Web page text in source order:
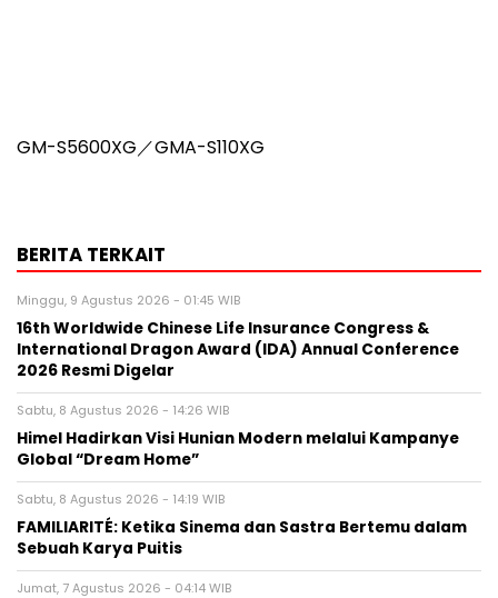
GM-S5600XG／GMA-S110XG
BERITA TERKAIT
Minggu, 9 Agustus 2026 - 01:45 WIB
16th Worldwide Chinese Life Insurance Congress &
International Dragon Award (IDA) Annual Conference
2026 Resmi Digelar
Sabtu, 8 Agustus 2026 - 14:26 WIB
Himel Hadirkan Visi Hunian Modern melalui Kampanye
Global “Dream Home”
Sabtu, 8 Agustus 2026 - 14:19 WIB
FAMILIARITÉ: Ketika Sinema dan Sastra Bertemu dalam
Sebuah Karya Puitis
Jumat, 7 Agustus 2026 - 04:14 WIB